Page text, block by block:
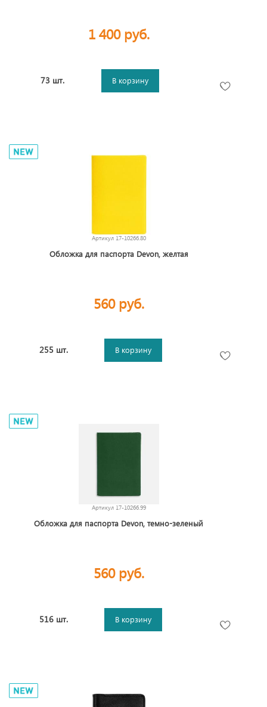
1 400 руб.
73 шт. В корзину
Артикул 17-10266.80
Обложка для паспорта Devon, желтая
560 руб.
255 шт. В корзину
Артикул 17-10266.99
Обложка для паспорта Devon, темно-зеленый
560 руб.
516 шт. В корзину